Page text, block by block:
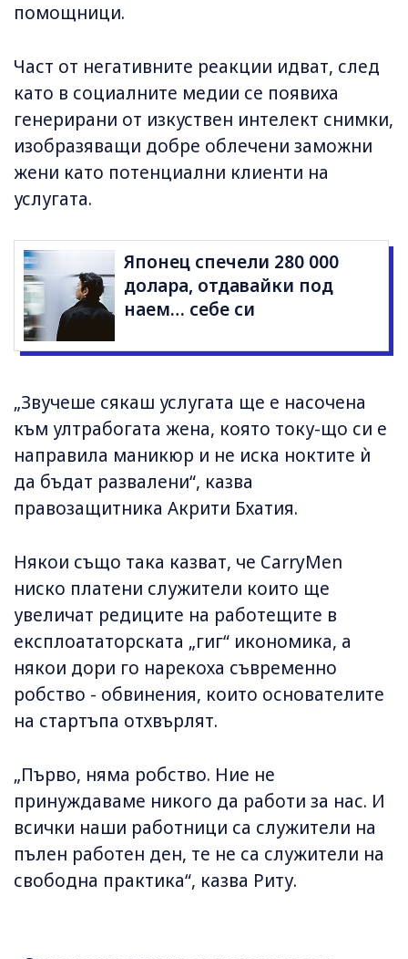
помощници.
Част от негативните реакции идват, след
като в социалните медии се появиха
генерирани от изкуствен интелект снимки,
изобразяващи добре облечени заможни
жени като потенциални клиенти на
услугата.
Японец спечели 280 000
долара, отдавайки под
наем… себе си
„Звучеше сякаш услугата ще е насочена
към ултрабогата жена, която току-що си е
направила маникюр и не иска ноктите ѝ
да бъдат развалени“, казва
правозащитника Акрити Бхатия.
Някои също така казват, че CarryMen
ниско платени служители които ще
увеличат редиците на работещите в
експлоататорската „гиг“ икономика, а
някои дори го нарекоха съвременно
робство - обвинения, които основателите
на стартъпа отхвърлят.
„Първо, няма робство. Ние не
принуждаваме никого да работи за нас. И
всички наши работници са служители на
пълен работен ден, те не са служители на
свободна практика“, казва Риту.